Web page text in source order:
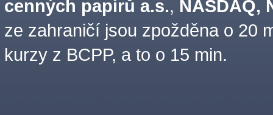
cenných papírů a.s., NASDAQ,
ze zahraničí jsou zpožděna o 20
kurzy z BCPP, a to o 15 min.